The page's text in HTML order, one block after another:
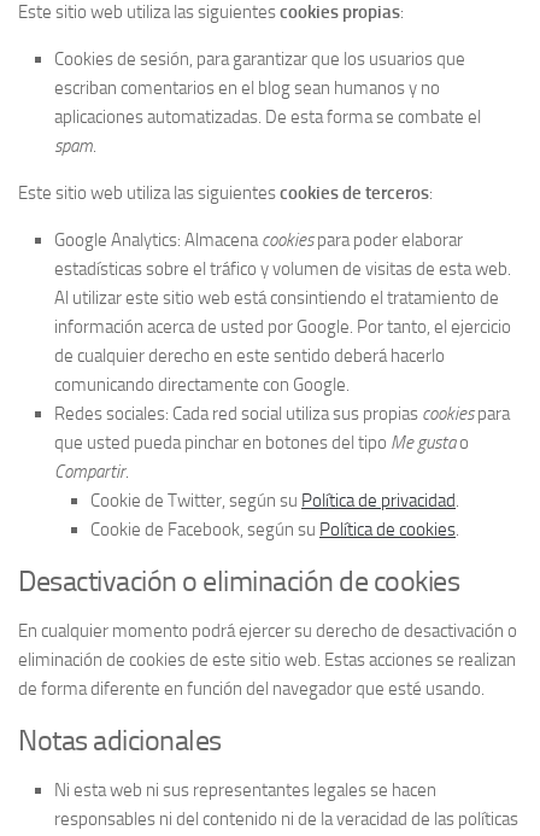
Este sitio web utiliza las siguientescookies propias:
Cookies de sesión, para garantizar que los usuarios que
escriban comentarios en el blog sean humanos y no
aplicaciones automatizadas. De esta forma se combate el
spam.
Este sitio web utiliza las siguientescookies de terceros:
Google Analytics: Almacenacookiespara poder elaborar
estadísticas sobre el tráfico y volumen de visitas de esta web.
Al utilizar este sitio web está consintiendo el tratamiento de
información acerca de usted por Google. Por tanto, el ejercicio
de cualquier derecho en este sentido deberá hacerlo
comunicando directamente con Google.
Redes sociales: Cada red social utiliza sus propias cookiespara
que usted pueda pinchar en botones del tipo Me gustao
Compartir.
Cookie de Twitter, según su Política de privacidad.
Cookie de Facebook, según su Política de cookies.
Desactivación o eliminación de cookies
En cualquier momento podrá ejercer su derecho de desactivación o
eliminación de cookies de este sitio web. Estas acciones se realizan
de forma diferente en función del navegador que esté usando.
Notas adicionales
Ni esta web ni sus representantes legales se hacen
responsables ni del contenido ni de la veracidad de las políticas